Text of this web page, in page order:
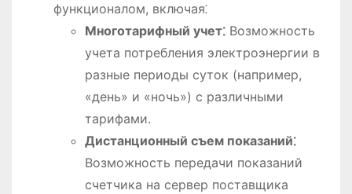
функционалом, включая⁚
Многотарифный учет⁚Возможность
учета потребления электроэнергии в
разные периоды суток (например,
«день» и «ночь») с различными
тарифами․
Дистанционный съем показаний⁚
Возможность передачи показаний
счетчика на сервер поставщика